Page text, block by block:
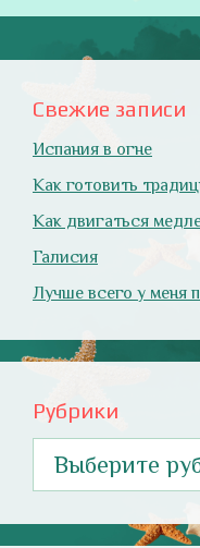
Свежие записи
Испания в огне
Как готовить
Как двигаться
Галисия
Лучше всего у меня
Рубрики